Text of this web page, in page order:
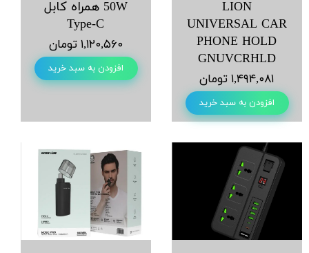
LION
UNIVERSAL CAR
PHONE HOLD
GNUVCRHLD
۱,۴۹۴,۰۸۱ تومان
افزودن به سبد خرید
50W همراه کابل
Type-C
۱,۱۲۰,۵۶۰ تومان
افزودن به سبد خرید